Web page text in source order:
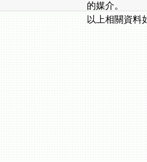
的媒介。
以上相關資料